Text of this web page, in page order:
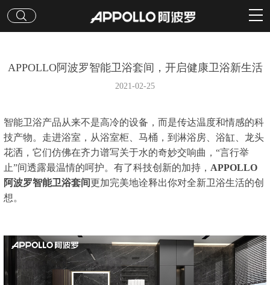
APPOLLO阿波罗智能卫浴套间，开启健康卫浴新生活
2021-02-25
智能卫浴产品从来不是高冷的设备，而是传达温度和情感的科
技产物。走进浴室，从浴室柜、马桶，到淋浴房、浴缸、龙头
花洒，它们仿佛在齐力谱写关于水的奇妙交响曲，“言行举
止”间透露最温情的呵护。有了科技创新的加持， APPOLLO
阿波罗智能卫浴套间更加完美地诠释出你对全新卫浴生活的创
想。